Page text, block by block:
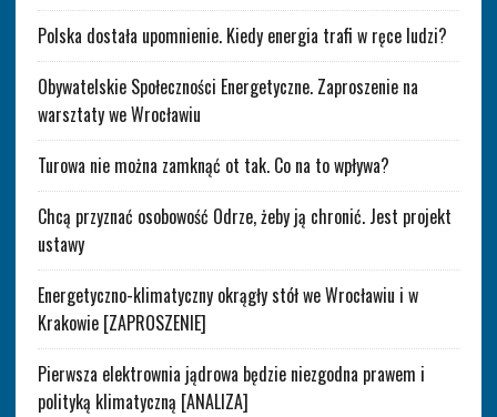
Polska dostała upomnienie. Kiedy energia trafi w ręce ludzi?
Obywatelskie Społeczności Energetyczne. Zaproszenie na
warsztaty we Wrocławiu
Turowa nie można zamknąć ot tak. Co na to wpływa?
Chcą przyznać osobowość Odrze, żeby ją chronić. Jest projekt
ustawy
Energetyczno-klimatyczny okrągły stół we Wrocławiu i w
Krakowie [ZAPROSZENIE]
Pierwsza elektrownia jądrowa będzie niezgodna prawem i
polityką klimatyczną [ANALIZA]